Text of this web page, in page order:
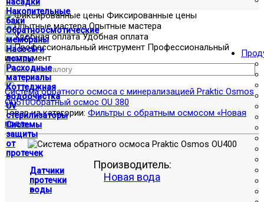
Накопительные
баки
Обратноосмотические
мембраны
Насосы и
помпы
Расходные
материалы
Коттеджная
водоочистка
UV
стерилизаторы
Системы
защиты
от
протечек
Датчики
протечки
воды
Фиксированные цены
Опытные мастера
Удобная оплата
Профессиональный
инструмент
Система обратного осмоса с минерализацией Praktic Osmos
OU510Обратный осмос OU 380
Товар из категории: Фильтры с обратным осмосом «Новая
вода»
Производитель:
Новая вода